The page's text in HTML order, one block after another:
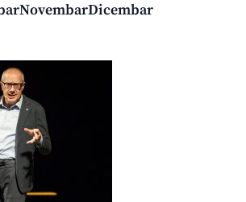
NovembarDicembar